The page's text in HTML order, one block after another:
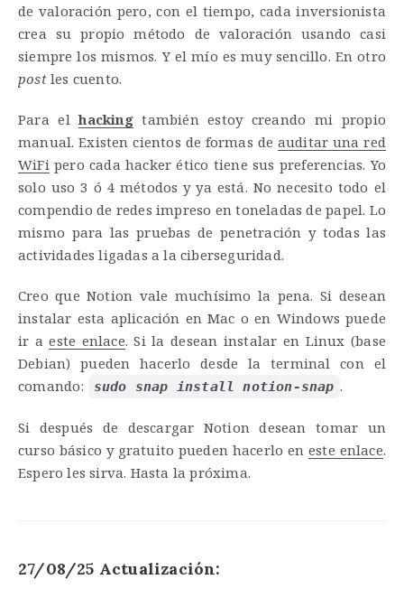
de valoración pero, con el tiempo, cada inversionista
crea su propio método de valoración usando casi
siempre los mismos. Y el mío es muy sencillo. En otro
postles cuento.
Para elhackingtambién estoy creando mi propio
manual. Existen cientos de formas de auditar una red
WiFi pero cada hacker ético tiene sus preferencias. Yo
solo uso 3 ó 4 métodos y ya está. No necesito todo el
compendio de redes impreso en toneladas de papel. Lo
mismo para las pruebas de penetración y todas las
actividades ligadas a la ciberseguridad.
Creo que Notion vale muchísimo la pena. Si desean
instalar esta aplicación en Mac o en Windows puede
ir aeste enlace. Si la desean instalar en Linux (base
Debian) pueden hacerlo desde la terminal con el
comando:
sudo snap install notion-snap .
Si después de descargar Notion desean tomar un
curso básico y gratuito pueden hacerlo eneste enlace.
Espero les sirva. Hasta la próxima.
27/08/25 Actualización: